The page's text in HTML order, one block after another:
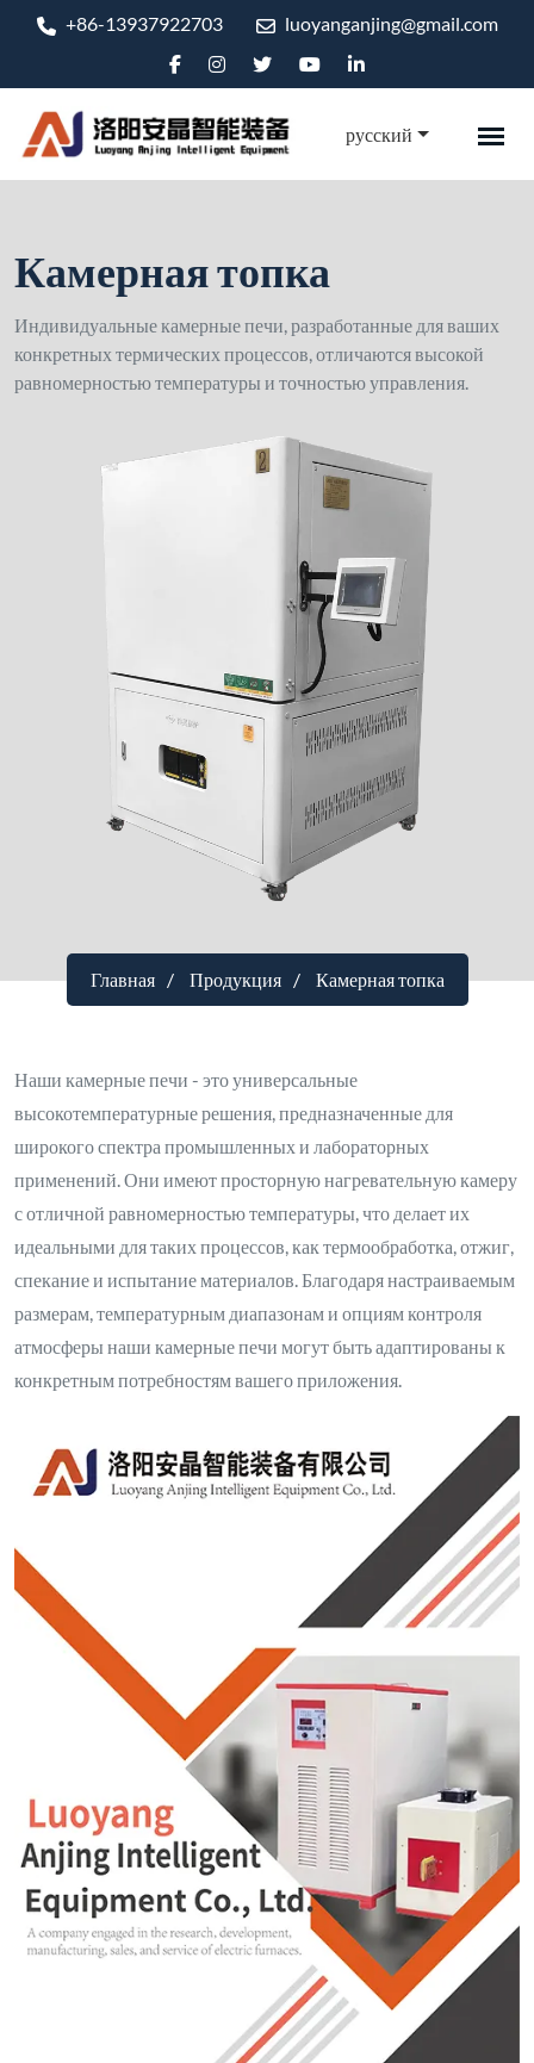
+86-13937922703 luoyanganjing@gmail.com
русский
Камерная топка
Индивидуальные камерные печи, разработанные для ваших
конкретных термических процессов, отличаются высокой
равномерностью температуры и точностью управления.
Главная Продукция Камерная топка
Наши камерные печи - это универсальные
высокотемпературные решения, предназначенные для
широкого спектра промышленных и лабораторных
применений. Они имеют просторную нагревательную камеру
с отличной равномерностью температуры, что делает их
идеальными для таких процессов, как термообработка, отжиг,
спекание и испытание материалов. Благодаря настраиваемым
размерам, температурным диапазонам и опциям контроля
атмосферы наши камерные печи могут быть адаптированы к
конкретным потребностям вашего приложения.